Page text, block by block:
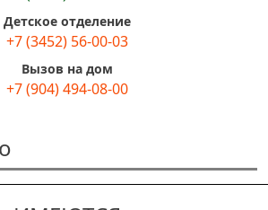
Детское отделение
+7 (3452) 56-00-03
Вызов на дом
+7 (904) 494-08-00